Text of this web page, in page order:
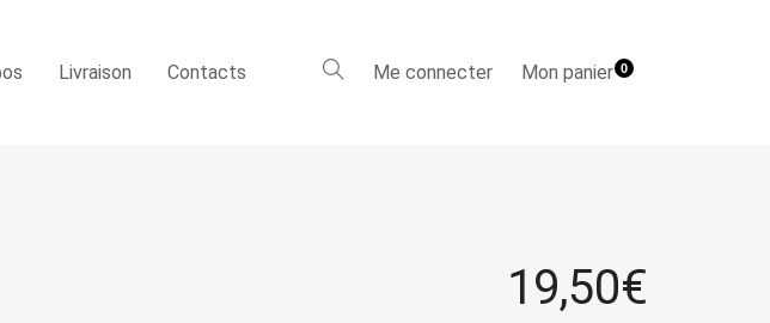
Livraison Contacts Me connecter Mon panier0
19,50€